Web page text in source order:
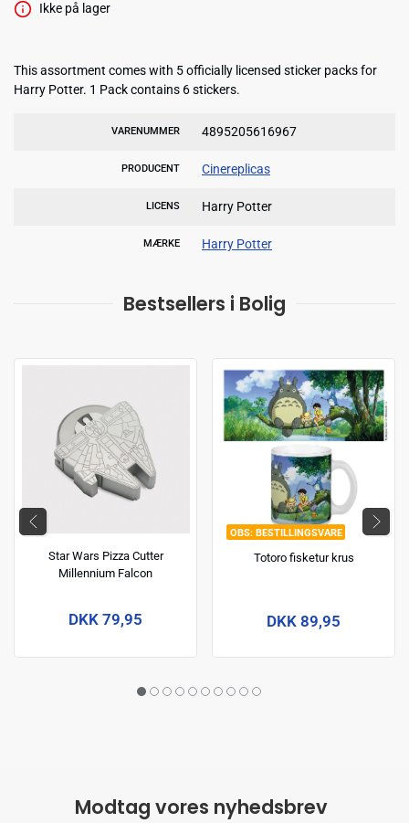
Ikke på lager
This assortment comes with 5 officially licensed sticker packs for
Harry Potter. 1 Pack contains 6 stickers.
VARENUMMER 4895205616967
PRODUCENT Cinereplicas
LICENS Harry Potter
MÆRKE Harry Potter
Bestsellers i Bolig
Star Wars Pizza Cutter
Millennium Falcon
DKK 79,95
BESTILLINGSVARE
Totoro fisketur krus
DKK 89,95
Modtag vores nyhedsbrev